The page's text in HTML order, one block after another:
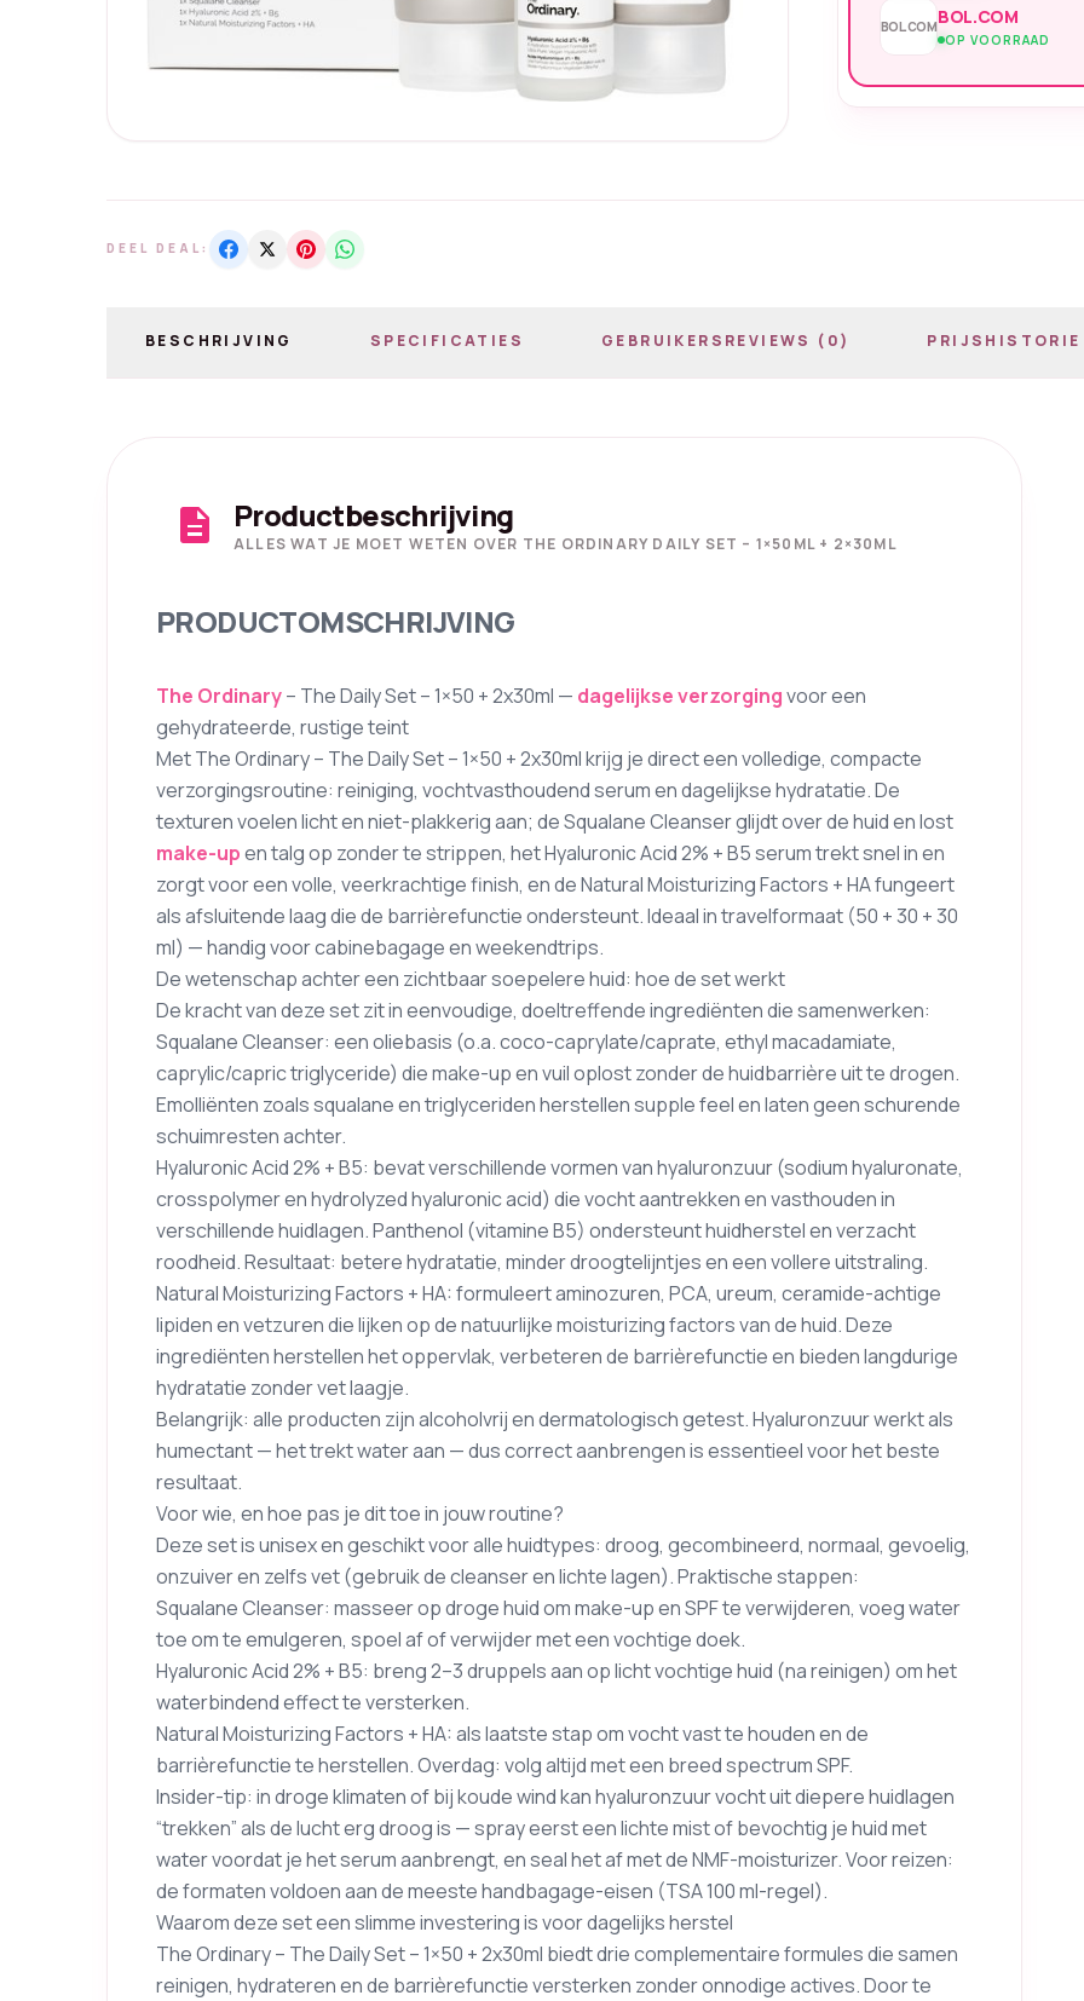
BOL.COMBOL.COM
OP VOORRAAD
DEEL DEAL:
BESCHRIJVING SPECIFICATIES GEBRUIKERSREVIEWS (0) PRIJSHISTORIE
description Productbeschrijving
ALLES WAT JE MOET WETEN OVER THE ORDINARY DAILY SET – 1×50ML + 2×30ML
PRODUCTOMSCHRIJVING
The Ordinary– The Daily Set – 1×50 + 2x30ml — dagelijkse verzorgingvoor een
gehydrateerde, rustige teint
Met The Ordinary – The Daily Set – 1×50 + 2x30ml krijg je direct een volledige, compacte
verzorgingsroutine: reiniging, vochtvasthoudend serum en dagelijkse hydratatie. De
texturen voelen licht en niet-plakkerig aan; de Squalane Cleanser glijdt over de huid en lost
make-upen talg op zonder te strippen, het Hyaluronic Acid 2% + B5 serum trekt snel in en
zorgt voor een volle, veerkrachtige finish, en de Natural Moisturizing Factors + HA fungeert
als afsluitende laag die de barrièrefunctie ondersteunt. Ideaal in travelformaat (50 + 30 + 30
ml) — handig voor cabinebagage en weekendtrips.
De wetenschap achter een zichtbaar soepelere huid: hoe de set werkt
De kracht van deze set zit in eenvoudige, doeltreffende ingrediënten die samenwerken:
Squalane Cleanser: een oliebasis (o.a. coco-caprylate/caprate, ethyl macadamiate,
caprylic/capric triglyceride) die make-up en vuil oplost zonder de huidbarrière uit te drogen.
Emolliënten zoals squalane en triglyceriden herstellen supple feel en laten geen schurende
schuimresten achter.
Hyaluronic Acid 2% + B5: bevat verschillende vormen van hyaluronzuur (sodium hyaluronate,
crosspolymer en hydrolyzed hyaluronic acid) die vocht aantrekken en vasthouden in
verschillende huidlagen. Panthenol (vitamine B5) ondersteunt huidherstel en verzacht
roodheid. Resultaat: betere hydratatie, minder droogtelijntjes en een vollere uitstraling.
Natural Moisturizing Factors + HA: formuleert aminozuren, PCA, ureum, ceramide-achtige
lipiden en vetzuren die lijken op de natuurlijke moisturizing factors van de huid. Deze
ingrediënten herstellen het oppervlak, verbeteren de barrièrefunctie en bieden langdurige
hydratatie zonder vet laagje.
Belangrijk: alle producten zijn alcoholvrij en dermatologisch getest. Hyaluronzuur werkt als
humectant — het trekt water aan — dus correct aanbrengen is essentieel voor het beste
resultaat.
Voor wie, en hoe pas je dit toe in jouw routine?
Deze set is unisex en geschikt voor alle huidtypes: droog, gecombineerd, normaal, gevoelig,
onzuiver en zelfs vet (gebruik de cleanser en lichte lagen). Praktische stappen:
Squalane Cleanser: masseer op droge huid om make-up en SPF te verwijderen, voeg water
toe om te emulgeren, spoel af of verwijder met een vochtige doek.
Hyaluronic Acid 2% + B5: breng 2–3 druppels aan op licht vochtige huid (na reinigen) om het
waterbindend effect te versterken.
Natural Moisturizing Factors + HA: als laatste stap om vocht vast te houden en de
barrièrefunctie te herstellen. Overdag: volg altijd met een breed spectrum SPF.
Insider-tip: in droge klimaten of bij koude wind kan hyaluronzuur vocht uit diepere huidlagen
“trekken” als de lucht erg droog is — spray eerst een lichte mist of bevochtig je huid met
water voordat je het serum aanbrengt, en seal het af met de NMF-moisturizer. Voor reizen:
de formaten voldoen aan de meeste handbagage-eisen (TSA 100 ml-regel).
Waarom deze set een slimme investering is voor dagelijks herstel
The Ordinary – The Daily Set – 1×50 + 2x30ml biedt drie complementaire formules die samen
reinigen, hydrateren en de barrièrefunctie versterken zonder onnodige actives. Door te